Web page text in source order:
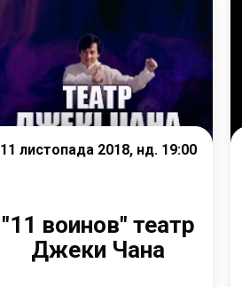
11 листопада 2018, нд. 19:00
"11 воинов" театр
Джеки Чана